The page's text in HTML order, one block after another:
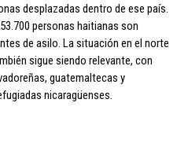
desplazadas dentro de ese país.
personas haitianas son
de asilo. La situación en el norte
sigue siendo relevante, con
guatemaltecas y
nicaragüenses.